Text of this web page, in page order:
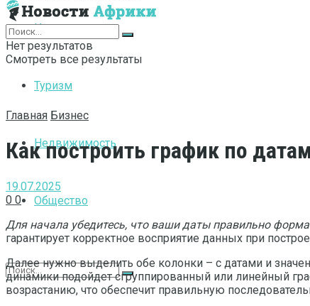
Интернет
Туризм
Недвижимость
Общество
Нет результатов
Смотреть все результаты
Главная Бизнес
Как построить график по
19.07.2025
0 0
Для начала убедитесь, что ваши даты правильно
гарантирует корректное восприятие данных при
Далее нужно выделить обе колонки – с датами и
динамики подойдет сгруппированный или линейный
возрастанию, что обеспечит правильную